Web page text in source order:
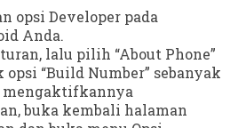
opsi Developer pada
Anda.
lalu pilih “About Phone”
“Build Number” sebanyak
buka kembali halaman